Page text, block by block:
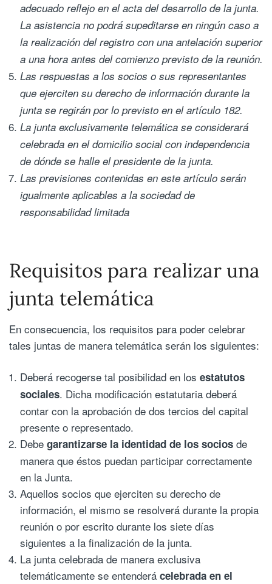
adecuado reflejo en el acta del desarrollo de la junta.
La asistencia no podrá supeditarse en ningún caso a
la realización del registro con una antelación superior
a una hora antes del comienzo previsto de la reunión.
Las respuestas a los socios o sus representantes
que ejerciten su derecho de información durante la
junta se regirán por lo previsto en el artículo 182.
La junta exclusivamente telemática se considerará
celebrada en el domicilio social con independencia
de dónde se halle el presidente de la junta.
Las previsiones contenidas en este artículo serán
igualmente aplicables a la sociedad de
responsabilidad limitada
Requisitos para realizar una
junta telemática
En consecuencia, los requisitos para poder celebrar
tales juntas de manera telemática serán los siguientes:
Deberá recogerse tal posibilidad en los estatutos
sociales. Dicha modificación estatutaria deberá
contar con la aprobación de dos tercios del capital
presente o representado.
Debe garantizarse la identidad de los socios de
manera que éstos puedan participar correctamente
en la Junta.
Aquellos socios que ejerciten su derecho de
información, el mismo se resolverá durante la propia
reunión o por escrito durante los siete días
siguientes a la finalización de la junta.
La junta celebrada de manera exclusiva
telemáticamente se entenderá celebrada en el